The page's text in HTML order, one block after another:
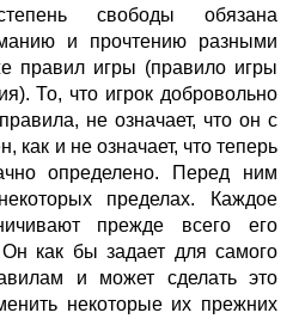
свободы обязана
и прочтению разными
правил игры (правило игры
То, что игрок добровольно
не означает, что он с
как и не означает, что теперь
определено. Перед ним
пределах. Каждое
прежде всего его
как бы задает для самого
и может сделать это
некоторые их прежних